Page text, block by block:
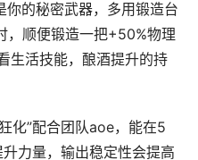
的秘密武器，多用锻造台
，顺便锻造一把+50%物理
生活技能，酿酒提升的持
化”配合团队aoe，能在5
力量，输出稳定性会提高